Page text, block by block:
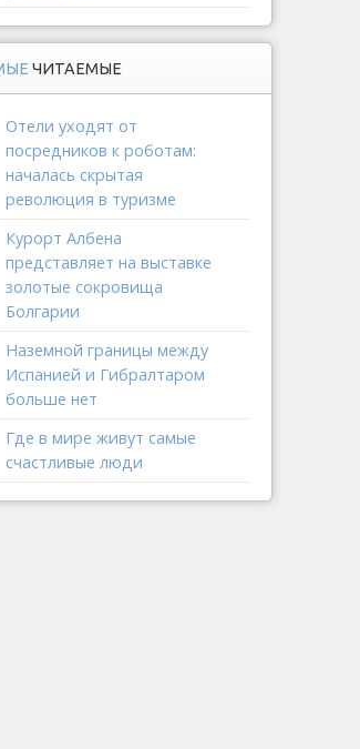
ЧИТАЕМЫЕ
Отели уходят от
посредников к роботам:
началась скрытая
революция в туризме
Курорт Албена
представляет на выставке
золотые сокровища
Болгарии
Наземной границы между
Испанией и Гибралтаром
больше нет
Где в мире живут самые
счастливые люди